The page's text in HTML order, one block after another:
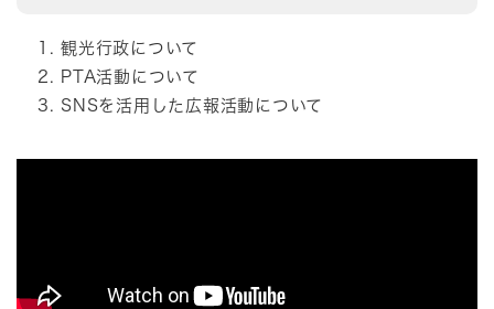
観光行政について
PTA活動について
SNSを活用した広報活動について